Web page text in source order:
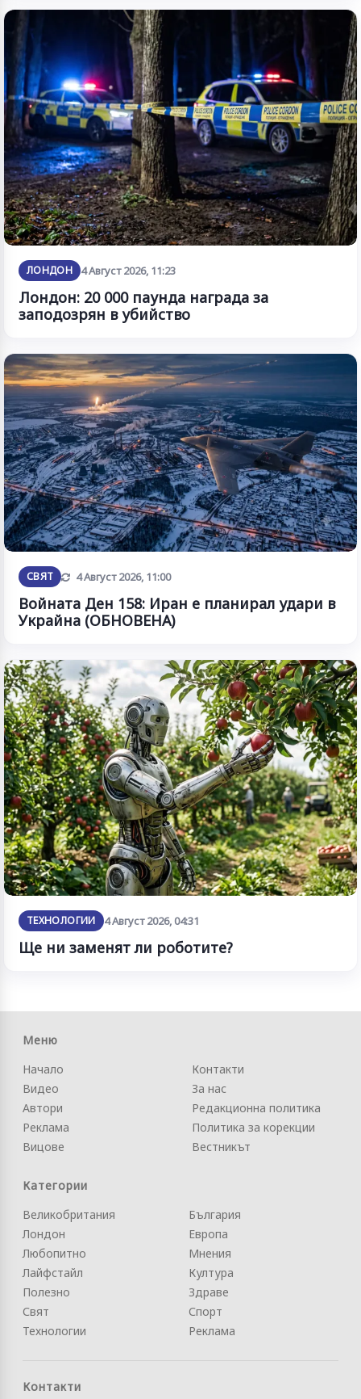
ЛОНДОН 4 Август 2026, 11:23
Лондон: 20 000 паунда награда за
заподозрян в убийство
СВЯТ Обновена
4 Август 2026, 11:00
Войната Ден 158: Иран е планирал удари в
Украйна (ОБНОВЕНА)
ТЕХНОЛОГИИ 4 Август 2026, 04:31
Ще ни заменят ли роботите?
Меню
Начало
Видео
Автори
Реклама
Вицове
Контакти
За нас
Редакционна политика
Политика за корекции
Вестникът
Категории
Великобритания
Лондон
Любопитно
Лайфстайл
Полезно
Свят
Технологии
България
Европа
Мнения
Култура
Здраве
Спорт
Реклама
Контакти